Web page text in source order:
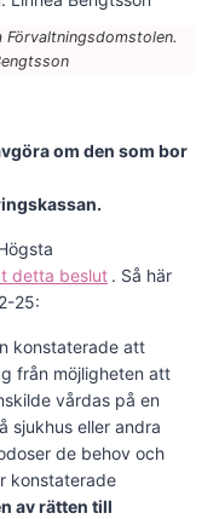
om den som bor
detta beslut . Så här
25:
konstaterade att
från möjligheten att
vårdas på en
sjukhus eller andra
de behov och
konstaterade
av rätten till